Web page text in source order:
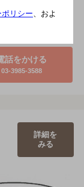
話をかける
03-3985-3588
詳細を
みる
リシー、およ